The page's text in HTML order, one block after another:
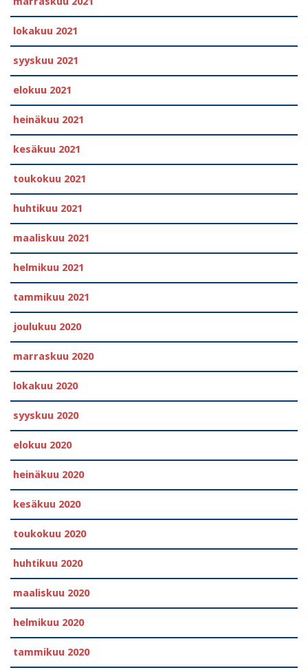
lokakuu 2021
syyskuu 2021
elokuu 2021
heinäkuu 2021
kesäkuu 2021
toukokuu 2021
huhtikuu 2021
maaliskuu 2021
helmikuu 2021
tammikuu 2021
joulukuu 2020
marraskuu 2020
lokakuu 2020
syyskuu 2020
elokuu 2020
heinäkuu 2020
kesäkuu 2020
toukokuu 2020
huhtikuu 2020
maaliskuu 2020
helmikuu 2020
tammikuu 2020